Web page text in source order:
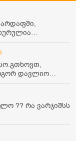
შენარჩუნებული
არა მისი
დავლიო
მაქვს
დონეს
?? რა ვარჯიშსს